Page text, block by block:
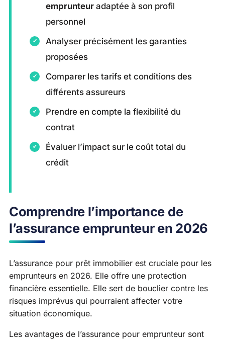
emprunteur adaptée à son profil
personnel
Analyser précisément les garanties
proposées
Comparer les tarifs et conditions des
différents assureurs
Prendre en compte la flexibilité du
contrat
Évaluer l’impact sur le coût total du
crédit
Comprendre l’importance de
l’assurance emprunteur en 2026
L’assurance pour prêt immobilier est cruciale pour les
emprunteurs en 2026. Elle offre une protection
financière essentielle. Elle sert de bouclier contre les
risques imprévus qui pourraient affecter votre
situation économique.
Les avantages de l’assurance pour emprunteur sont